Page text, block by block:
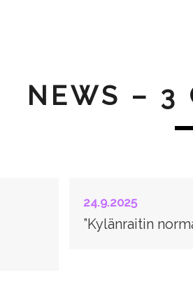
NEWS – 3
24.9.2025
”Kylänraitin